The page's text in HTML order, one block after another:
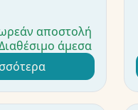
αποστολή
άμεσα